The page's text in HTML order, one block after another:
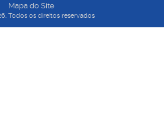
Mapa do Site
Todos os direitos reservados